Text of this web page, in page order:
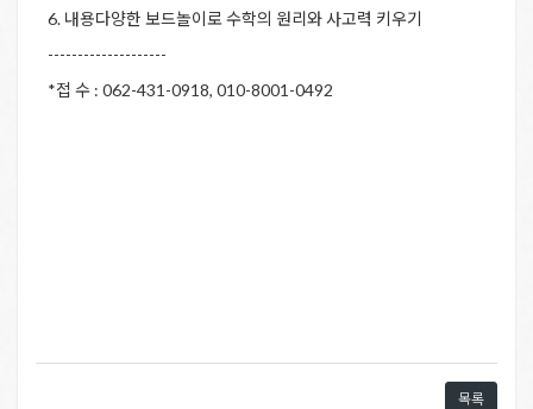
6. 내용다양한 보드놀이로 수학의 원리와 사고력 키우기
--------------------
*접 수 : 062-431-0918, 010-8001-0492
목록